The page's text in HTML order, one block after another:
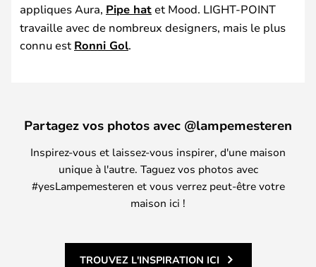
appliques Aura, Pipe hatet Mood. LIGHT-POINT
travaille avec de nombreux designers, mais le plus
connu est Ronni Gol.
Partagez vos photos avec @lampemesteren
Inspirez-vous et laissez-vous inspirer, d'une maison
unique à l'autre. Taguez vos photos avec
#yesLampemesteren et vous verrez peut-être votre
maison ici !
TROUVEZ L'INSPIRATION ICI